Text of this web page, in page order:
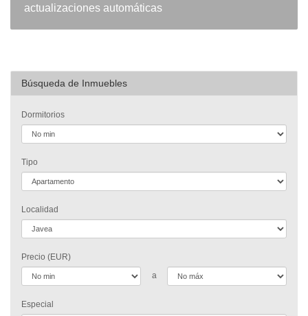
actualizaciones automáticas
Búsqueda de Inmuebles
Dormitorios
Tipo
Localidad
Precio (EUR)
a
Especial